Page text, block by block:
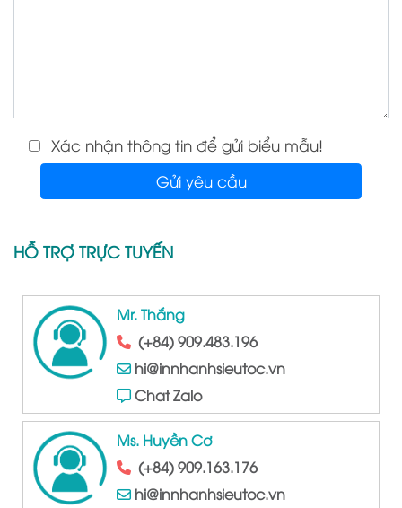
Xác nhận thông tin để gửi biểu mẫu!
HỖ TRỢ TRỰC TUYẾN
Mr. Thắng
(+84) 909.483.196
hi@innhanhsieutoc.vn
Chat Zalo
Ms. Huyền Cơ
(+84) 909.163.176
hi@innhanhsieutoc.vn